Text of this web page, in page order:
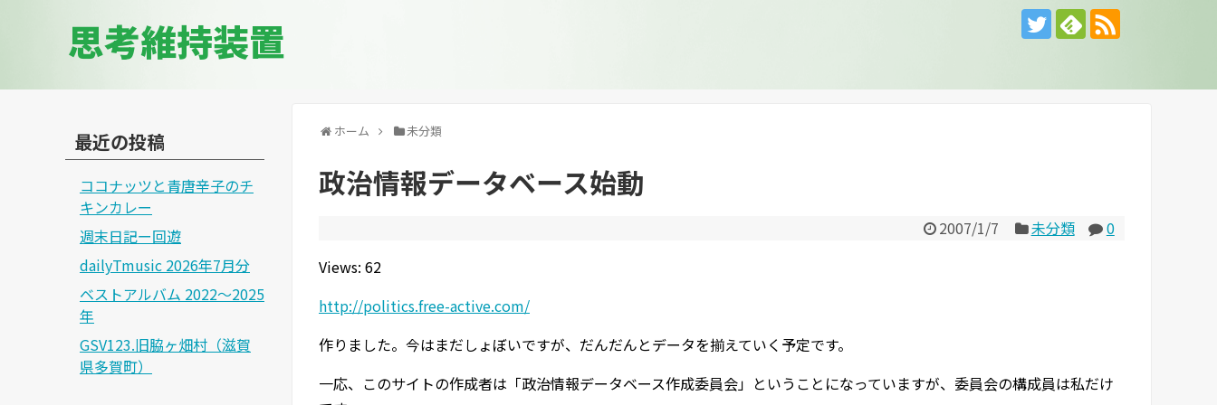
思考維持装置
ホーム 未分類
政治情報データベース始動
2007/1/7 未分類
0
Views: 62
http://politics.free-active.com/
作りました。今はまだしょぼいですが、だんだんとデータを揃えていく予定です。
一応、このサイトの作成者は「政治情報データベース作成委員会」ということになっていますが、委員会の構成員は私だけ
最近の投稿
ココナッツと青唐辛子のチ
キンカレー
週末日記ー回遊
dailyTmusic 2026年7月分
ベストアルバム 2022～2025
年
GSV123.旧脇ヶ畑村（滋賀
県多賀町）